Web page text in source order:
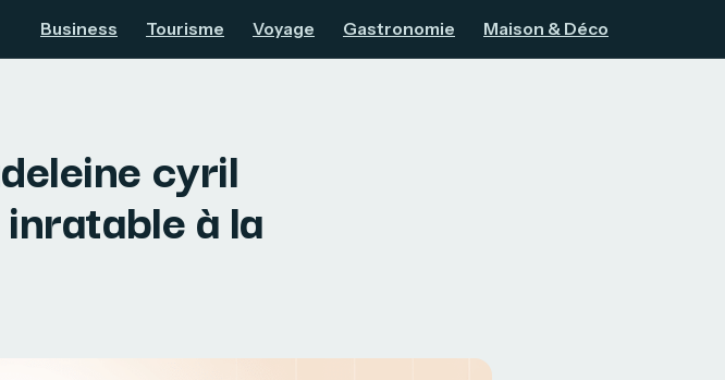
Business Tourisme Voyage Gastronomie Maison & Déco
cyril
à la